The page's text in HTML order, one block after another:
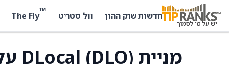
חדשות שוק ההון וול סטריט ™
The Fly